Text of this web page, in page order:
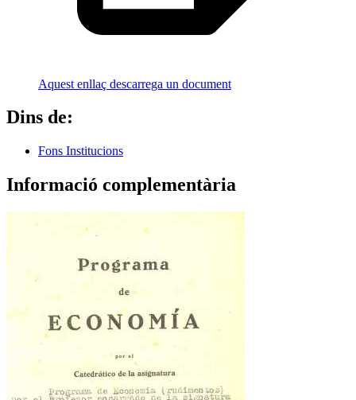
Aquest enllaç descarrega un document
Dins de:
Fons Institucions
Informació complementària